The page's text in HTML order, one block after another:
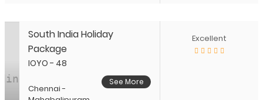
South India Holiday
Package
IOYO - 48
Chennai -
See More
Excellent